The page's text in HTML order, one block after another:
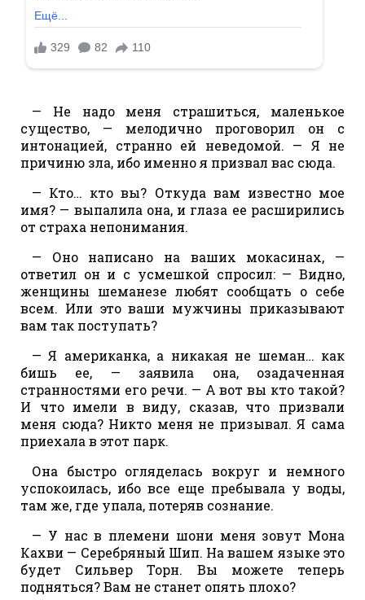
— Не надо меня страшиться, маленькое
существо, — мелодично проговорил он с
интонацией, странно ей неведомой. — Я не
причиню зла, ибо именно я призвал вас сюда.
— Кто… кто вы? Откуда вам известно мое
имя? — выпалила она, и глаза ее расширились
от страха непонимания.
— Оно написано на ваших мокасинах, —
ответил он и с усмешкой спросил: — Видно,
женщины шеманезе любят сообщать о себе
всем. Или это ваши мужчины приказывают
вам так поступать?
— Я американка, а никакая не шеман… как
бишь ее, — заявила она, озадаченная
странностями его речи. — А вот вы кто такой?
И что имели в виду, сказав, что призвали
меня сюда? Никто меня не призывал. Я сама
приехала в этот парк.
Она быстро огляделась вокруг и немного
успокоилась, ибо все еще пребывала у воды,
там же, где упала, потеряв сознание.
— У нас в племени шони меня зовут Мона
Кахви — Серебряный Шип. На вашем языке это
будет Сильвер Торн. Вы можете теперь
подняться? Вам не станет опять плохо?